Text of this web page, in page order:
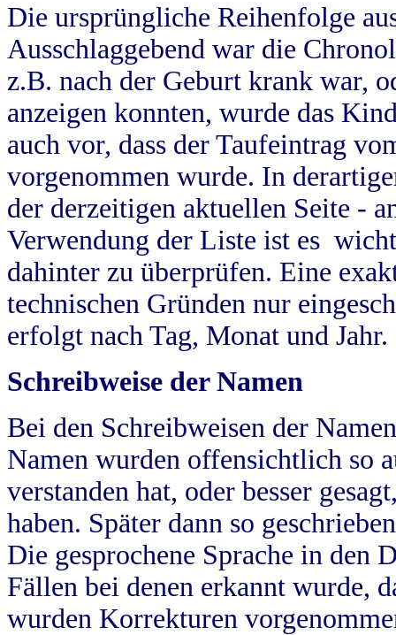
Die ursprüngliche Reihenfolge
Ausschlaggebend war die
z.B. nach der Geburt krank war,
anzeigen konnten, wurde das
auch vor, dass der Taufeintrag
vorgenommen wurde. In
der derzeitigen aktuellen Seite -
Verwendung der Liste ist es
dahinter zu überprüfen. Eine
technischen Gründen nur
erfolgt nach Tag, Monat und Jahr.
Schreibweise der Namen
Bei den Schreibweisen der
Namen wurden offensichtlich so
verstanden hat, oder besser
haben. Später dann so
Die gesprochene Sprache in
Fällen bei denen erkannt wurde,
wurden Korrekturen